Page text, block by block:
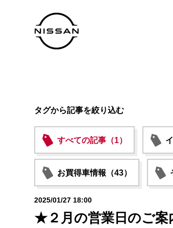
タグから記事を絞り込む
すべての記事（1）
お買得車情報（43）
2025/01/27 18:00
★２月の営業日のご